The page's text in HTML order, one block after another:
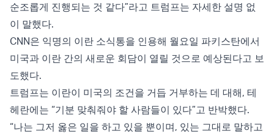
순조롭게 진행되는 것 같다”라고 트럼프는 자세한 설명 없
이 말했다.
CNN은 익명의 이란 소식통을 인용해 월요일 파키스탄에서
미국과 이란 간의 새로운 회담이 열릴 것으로 예상된다고 보
도했다.
트럼프는 이란이 미국의 조건을 거듭 거부하는 데 대해, 테
헤란에는 “기분 맞춰줘야 할 사람들이 있다”고 반박했다.
“나는 그저 옳은 일을 하고 있을 뿐이며, 있는 그대로 말하고